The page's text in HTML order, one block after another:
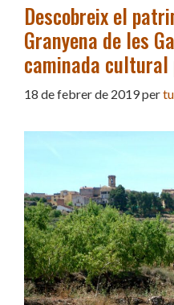
Descobreix el
Granyena de les
caminada cultural
18 de febrer de 2019per